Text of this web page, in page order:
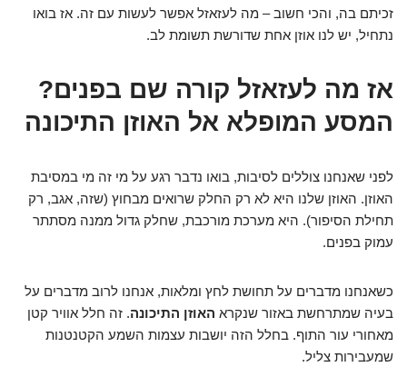
זכיתם בה, והכי חשוב – מה לעזאזל אפשר לעשות עם זה. אז בואו
נתחיל, יש לנו אוזן אחת שדורשת תשומת לב.
אז מה לעזאזל קורה שם בפנים?
המסע המופלא אל האוזן התיכונה
לפני שאנחנו צוללים לסיבות, בואו נדבר רגע על מי זה מי במסיבת
האוזן. האוזן שלנו היא לא רק החלק שרואים מבחוץ (שזה, אגב, רק
תחילת הסיפור). היא מערכת מורכבת, שחלק גדול ממנה מסתתר
עמוק בפנים.
כשאנחנו מדברים על תחושת לחץ ומלאות, אנחנו לרוב מדברים על
בעיה שמתרחשת באזור שנקרא האוזן התיכונה. זה חלל אוויר קטן
מאחורי עור התוף. בחלל הזה יושבות עצמות השמע הקטנטנות
שמעבירות צליל.